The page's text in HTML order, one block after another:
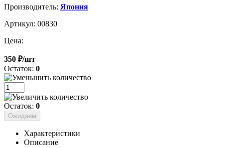
Производитель: Япония
Артикул: 00830
Цена:
350 ₽/шт
Остаток: 0
Остаток: 0
Ожидаем
Характеристики
Описание